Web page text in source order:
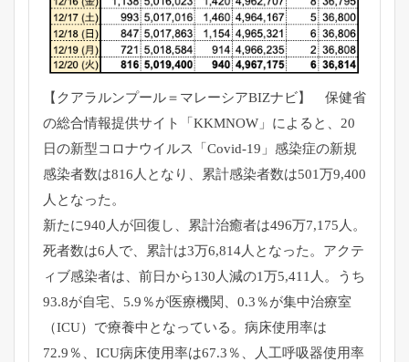
【クアラルンプール＝マレーシアBIZナビ】 保健省
の総合情報提供サイト「KKMNOW」によると、20
日の新型コロナウイルス「Covid-19」感染症の新規
感染者数は816人となり、累計感染者数は501万9,400
人となった。
新たに940人が回復し、累計治癒者は496万7,175人。
死者数は6人で、累計は3万6,814人となった。アクテ
ィブ感染者は、前日から130人減の1万5,411人。うち
93.8が自宅、5.9％が医療機関、0.3％が集中治療室
（ICU）で療養中となっている。病床使用率は
72.9％、ICU病床使用率は67.3％、人工呼吸器使用率